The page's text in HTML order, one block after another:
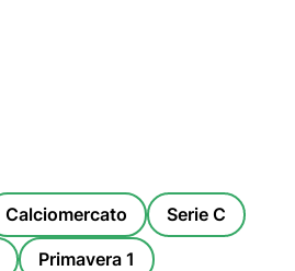
Calciomercato Serie C
Primavera 1